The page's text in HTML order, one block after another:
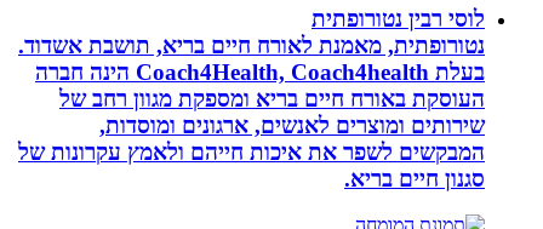
לוסי רבין נטורופתית
נטורופתית, מאמנת לאורח חיים בריא, תושבת אשדוד.
בעלת Coach4Health, Coach4health הינה חברה
העוסקת באורח חיים בריא ומספקת מגוון רחב של
שירותים ומוצרים לאנשים, ארגונים ומוסדות,
המבקשים לשפר את איכות חייהם ולאמץ עקרונות של
סגנון חיים בריא.